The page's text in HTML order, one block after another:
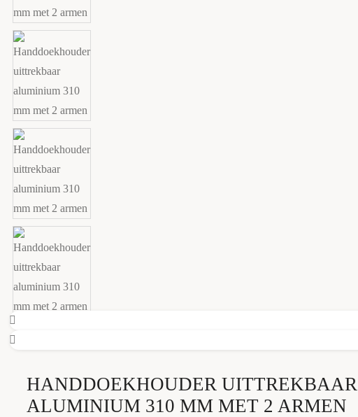
HANDDOEKHOUDER UITTREKBAAR
ALUMINIUM 310 MM MET 2 ARMEN